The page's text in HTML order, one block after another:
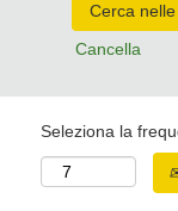
Cancella
Seleziona la